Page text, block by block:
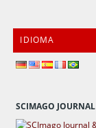
IDIOMA
SCIMAGO JOURNAL